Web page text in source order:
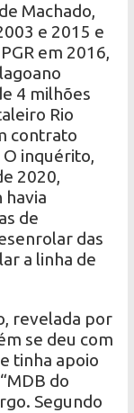
Machado,
e 2015 e
em 2016,
4 milhões
Rio
contrato
inquérito,
2020,
havia
de
das
a linha de
revelada por
se deu com
tinha apoio
do
Segundo